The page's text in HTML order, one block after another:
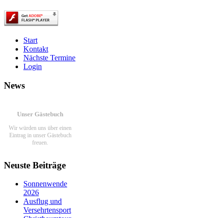
Start
Kontakt
Nächste Termine
Login
News
Unser Gästebuch
Wir würden uns über einen
Eintrag in unser Gästebuch
freuen.
Ein paar Fotos von
unseren Aktivitäten
Viel Spaß beim schauen...
Link zur Fotoshow
Neuste Beiträge
Sonnenwende
2026
Ausflug und
Versehrtensport